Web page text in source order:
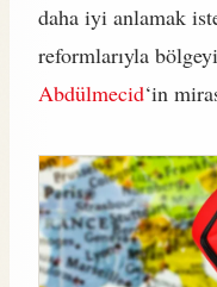
daha iyi anlamak
reformlarıyla
Abdülmecid‘in